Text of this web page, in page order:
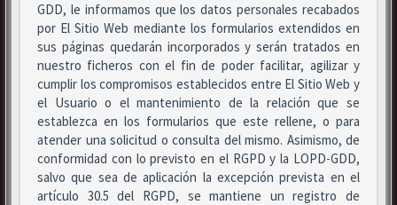
GDD, le informamos que los datos personales recabados
por El Sitio Web mediante los formularios extendidos en
sus páginas quedarán incorporados y serán tratados en
nuestro ficheros con el fin de poder facilitar, agilizar y
cumplir los compromisos establecidos entre El Sitio Web y
el Usuario o el mantenimiento de la relación que se
establezca en los formularios que este rellene, o para
atender una solicitud o consulta del mismo. Asimismo, de
conformidad con lo previsto en el RGPD y la LOPD-GDD,
salvo que sea de aplicación la excepción prevista en el
artículo 30.5 del RGPD, se mantiene un registro de